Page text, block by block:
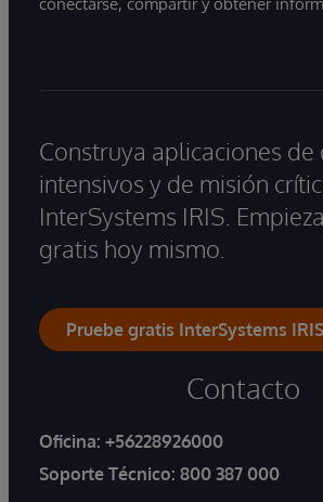
Construya aplicaciones de
intensivos y de misión
InterSystems IRIS.
gratis hoy mismo.
Pruebe gratis InterSystems IRIS
Contacto
Oficina: +56228926000
Soporte Técnico: 800 387 000